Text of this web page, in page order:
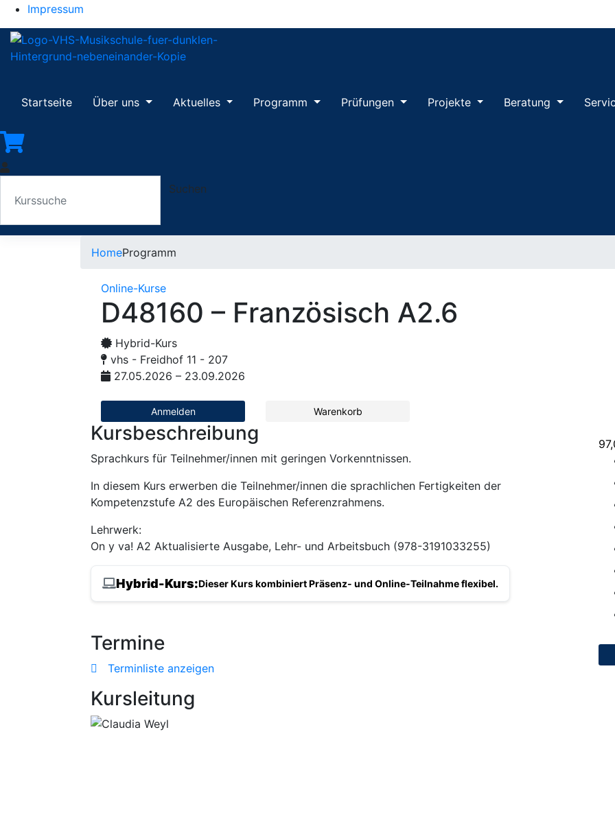
Impressum
Startseite Über uns Aktuelles Programm Prüfungen Projekte Beratung
Suchen
HomeProgramm
Online-Kurse
D48160 – Französisch A2.6
Hybrid-Kurs
vhs - Freidhof 11 - 207
27.05.2026 – 23.09.2026
Anmelden Warenkorb
Kursbeschreibung
Sprachkurs für Teilnehmer/innen mit geringen Vorkenntnissen.
In diesem Kurs erwerben die Teilnehmer/innen die sprachlichen Fertigkeiten der
Kompetenzstufe A2 des Europäischen Referenzrahmens.
Lehrwerk:
On y va! A2 Aktualisierte Ausgabe, Lehr- und Arbeitsbuch (978-3191033255)
Hybrid-Kurs:Dieser Kurs kombiniert Präsenz- und Online-Teilnahme flexibel.
Termine
Terminliste anzeigen
Kursleitung